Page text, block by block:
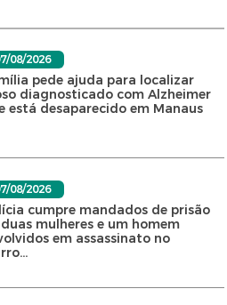
08/2026
pede ajuda para localizar
diagnosticado com Alzheimer
está desaparecido em Manaus
08/2026
cumpre mandados de prisão
mulheres e um homem
em assassinato no